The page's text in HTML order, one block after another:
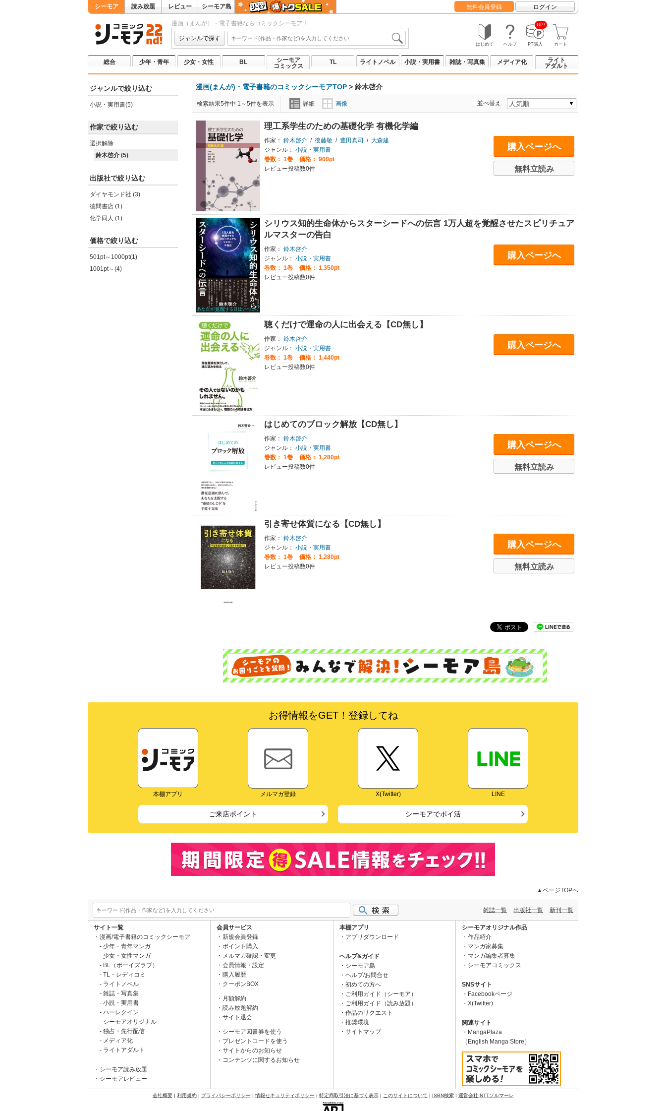
シーモア 読み放題 レビュー シーモア島 無料会員登録 ログイン
漫画（まんが）・電子書籍ならコミックシーモア！
ジャンルで探す
はじめて ヘルプ
UP!
PT購入 カート
総合 少年・青年 少女・女性 BL
シーモア
コミックス
TL ライトノベル 小説・実用書 雑誌・写真集 メディア化
ライト
アダルト
ジャンルで絞り込む
小説・実用書(5)
作家で絞り込む
選択解除
鈴木啓介 (5)
出版社で絞り込む
ダイヤモンド社 (3)
徳間書店 (1)
化学同人 (1)
価格で絞り込む
501pt～1000pt(1)
1001pt～(4)
漫画(まんが)・電子書籍のコミックシーモアTOP > 鈴木啓介
検索結果5件中 1～5件を表示 詳細 画像 並べ替え:
理工系学生のための基礎化学 有機化学編
作家： 鈴木啓介 / 後藤敬 / 豊田真司 / 大森建
ジャンル： 小説・実用書
巻数： 1巻
価格： 900pt
レビュー投稿数0件
購入ページへ
無料立読み
シリウス知的生命体からスターシードへの伝言 1万人超を覚醒させたスピリチュア
ルマスターの告白
作家： 鈴木啓介
ジャンル： 小説・実用書
巻数： 1巻
価格： 1,350pt
レビュー投稿数0件
購入ページへ
聴くだけで運命の人に出会える【CD無し】
作家： 鈴木啓介
ジャンル： 小説・実用書
巻数： 1巻
価格： 1,440pt
レビュー投稿数0件
購入ページへ
はじめてのブロック解放【CD無し】
作家： 鈴木啓介
ジャンル： 小説・実用書
巻数： 1巻
価格： 1,280pt
レビュー投稿数0件
購入ページへ
無料立読み
引き寄せ体質になる【CD無し】
作家： 鈴木啓介
ジャンル： 小説・実用書
巻数： 1巻
価格： 1,280pt
レビュー投稿数0件
購入ページへ
無料立読み
お得情報をGET！登録してね
本棚アプリ メルマガ登録 X(Twitter) LINE
ご来店ポイント シーモアでポイ活
▲ページTOPへ
雑誌一覧 出版社一覧 新刊一覧
サイト一覧
漫画/電子書籍のコミックシーモア
少年・青年マンガ
少女・女性マンガ
BL（ボーイズラブ）
TL・レディコミ
ライトノベル
雑誌・写真集
小説・実用書
ハーレクイン
シーモアオリジナル
独占・先行配信
メディア化
ライトアダルト
シーモア読み放題
シーモアレビュー
会員サービス
新規会員登録
ポイント購入
メルマガ確認・変更
会員情報・設定
購入履歴
クーポンBOX
月額解約
読み放題解約
サイト退会
シーモア図書券を使う
プレゼントコードを使う
サイトからのお知らせ
コンテンツに関するお知らせ
本棚アプリ
アプリダウンロード
ヘルプ&ガイド
シーモア島
ヘルプ/お問合せ
初めての方へ
ご利用ガイド（シーモア）
ご利用ガイド（読み放題）
作品のリクエスト
推奨環境
サイトマップ
シーモアオリジナル作品
作品紹介
マンガ家募集
マンガ編集者募集
シーモアコミックス
SNSサイト
Facebookページ
X(Twitter)
関連サイト
MangaPlaza
（English Manga Store）
会社概要| 利用規約| プライバシーポリシー 情報セキュリティポリシー 特定商取引法に基づく表示| このサイトについて ISBN検索| 運営会社 NTTソルマーレ